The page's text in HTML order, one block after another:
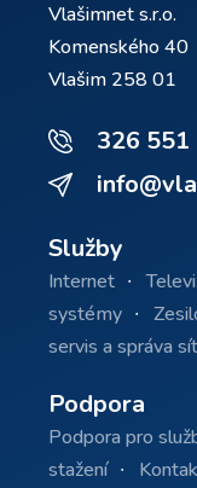
Vlašimnet s.r.o.
Komenského 40
Vlašim 258 01
326 551
Služby
Internet
systémy
servis a správa
Podpora
Podpora pro
stažení